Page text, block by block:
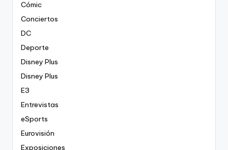
Cómic
Conciertos
DC
Deporte
Disney Plus
Disney Plus
E3
Entrevistas
eSports
Eurovisión
Exposiciones